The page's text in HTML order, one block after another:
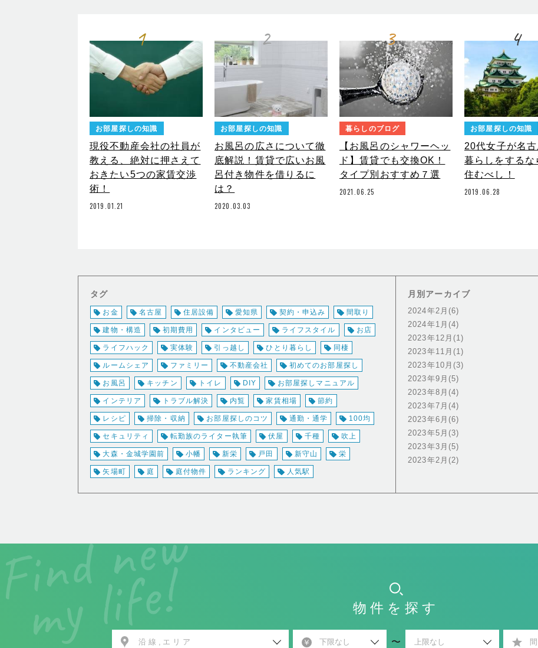
1
お部屋探しの知識
現役不動産会社の社員が
教える、絶対に押さえて
おきたい5つの家賃交渉
術！
2019.01.21
2
お部屋探しの知識
お風呂の広さについて徹
底解説！賃貸で広いお風
呂付き物件を借りるに
は？
2020.03.03
3
暮らしのブログ
【お風呂のシャワーヘッ
ド】賃貸でも交換OK！
タイプ別おすすめ７選
2021.06.25
4
お部屋探しの知識
20代女子が名古
暮らしをするな
住むべし！
2019.06.28
タグ
お金 名古屋 住居設備 愛知県 契約・申込み 間取り
建物・構造 初期費用 インタビュー ライフスタイル お店
ライフハック 実体験 引っ越し ひとり暮らし 同棲
ルームシェア ファミリー 不動産会社 初めてのお部屋探し
お風呂 キッチン トイレ DIY お部屋探しマニュアル
インテリア トラブル解決 内覧 家賃相場 節約
レシピ 掃除・収納 お部屋探しのコツ 通勤・通学 100均
セキュリティ 転勤族のライター執筆 伏屋 千種 吹上
大森・金城学園前 小幡 新栄 戸田 新守山 栄
矢場町 庭 庭付物件 ランキング 人気駅
月別アーカイブ
2024年2月(6)
2024年1月(4)
2023年12月(1)
2023年11月(1)
2023年10月(3)
2023年9月(5)
2023年8月(4)
2023年7月(4)
2023年6月(6)
2023年5月(3)
2023年3月(5)
2023年2月(2)
物件を探す
沿線,エリア 〜